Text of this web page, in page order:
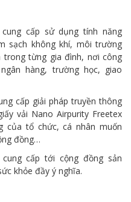
cấp sử dụng tính năng
sạch không khí, môi trường
trong từng gia đình, nơi công
hàng, trường học, giao
cấp giải pháp truyền thông
vải Nano Airpurity Freetex
của tổ chức, cá nhân muốn
đồng…
cấp tới cộng đồng sản
khỏe đầy ý nghĩa.